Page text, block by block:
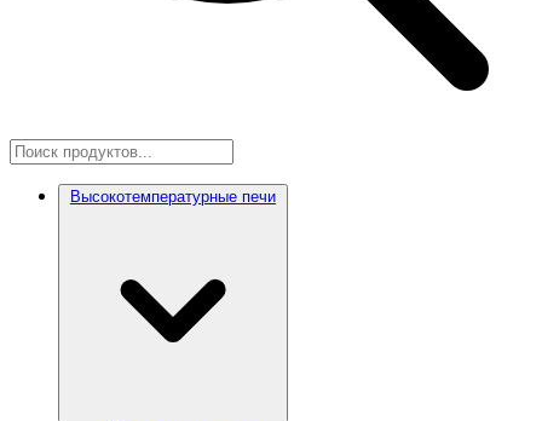
Высокотемпературные печи